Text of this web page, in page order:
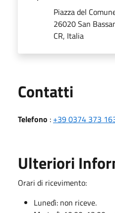
Piazza del
26020 San
CR, Italia
Contatti
Telefono : +39 0374 373
Ulteriori
Orari di ricevimento:
Lunedì: non riceve.